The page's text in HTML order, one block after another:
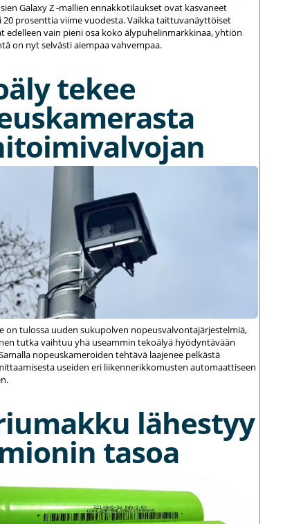
Galaxy Z -mallien ennakkotilaukset ovat kasvaneet
20 prosenttia viime vuodesta. Vaikka taittuvanäyttöiset
edelleen vain pieni osa koko älypuhelinmarkkinaa, yhtiön
on nyt selvästi aiempaa vahvempaa.
tekee
on tulossa uuden sukupolven nopeusvalvontajärjestelmiä,
tutka vaihtuu yhä useammin tekoälyä hyödyntävään
nopeuskameroiden tehtävä laajenee pelkästä
useiden eri liikennerikkomusten automaattiseen
lähestyy
tasoa